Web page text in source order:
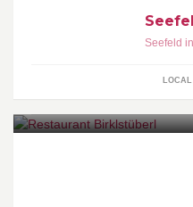
Seefeld